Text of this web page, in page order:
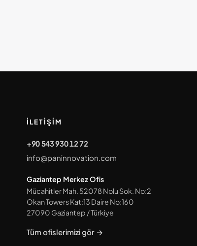
İLETIŞIM
+90 543 930 12 72
info@paninnovation.com
Gaziantep Merkez Ofis
Mücahitler Mah. 52078 Nolu Sok. No:2
Okan Towers Kat:13 Daire No:160
27090 Gaziantep /Türkiye
Tüm ofislerimizi gör →